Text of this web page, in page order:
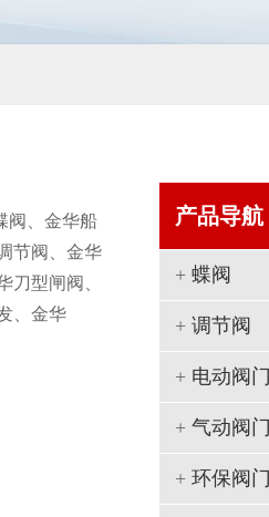
阀、金华船
节阀、金华
刀型闸阀、
、金华
产品导航
+蝶阀
+调节阀
+ 电动阀门
+气动阀门
+环保阀门